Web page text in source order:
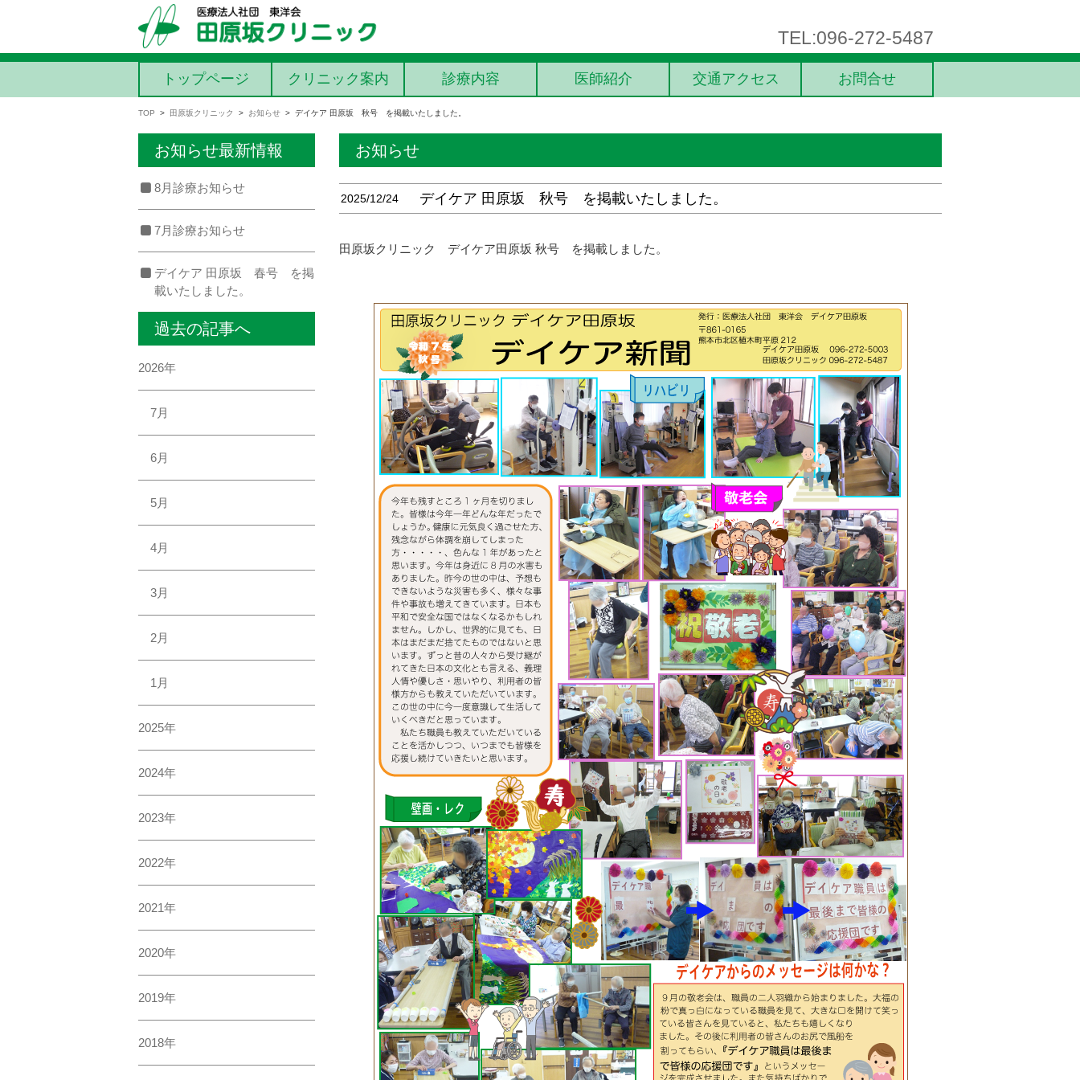
TEL:096-272-5487
コンテンツに移動
トップページ クリニック案内 診療内容 医師紹介 交通アクセス お問合せ
TOP > 田原坂クリニック > お知らせ > デイケア 田原坂 秋号 を掲載いたしました。
お知らせ
2025/12/24 デイケア 田原坂 秋号 を掲載いたしました。
田原坂クリニック デイケア田原坂 秋号 を掲載しました。
お知らせ最新情報
8月診療お知らせ
7月診療お知らせ
デイケア 田原坂 春号 を掲
載いたしました。
過去の記事へ
2026年
7月
6月
5月
4月
3月
2月
1月
2025年
2024年
2023年
2022年
2021年
2020年
2019年
2018年